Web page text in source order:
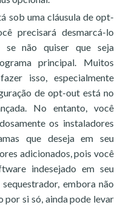
sob uma cláusula de opt-
precisará desmarcá-lo
se não quiser que seja
principal. Muitos
isso, especialmente
de opt-out está no
No entanto, você
os instaladores
que deseja em seu
adicionados, pois você
indesejado em seu
embora não
si só, ainda pode levar